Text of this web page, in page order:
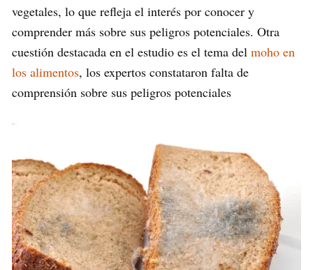
vegetales, lo que refleja el interés por conocer y
comprender más sobre sus peligros potenciales. Otra
cuestión destacada en el estudio es el tema del moho en
los alimentos, los expertos constataron falta de
comprensión sobre sus peligros potenciales